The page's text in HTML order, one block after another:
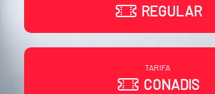
REGULAR
TARIFA
CONADIS